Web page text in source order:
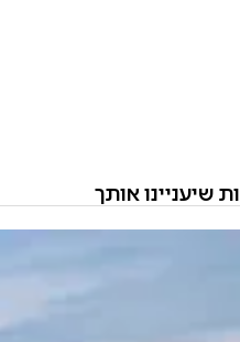
שיעניינו אותך